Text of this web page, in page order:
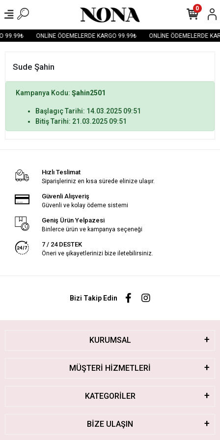
99.99₺ ONLİNE ÖDEMELERDE KARGO 99.99₺ ONLİNE ÖDEMELERDE
0
Sude Şahin
Kampanya Kodu: Şahin2501
Başlagıç Tarihi: 14.03.2025 09:51
Bitiş Tarihi: 21.03.2025 09:51
Hızlı Teslimat
Siparişleriniz en kısa sürede elinize ulaşır.
Güvenli Alışveriş
Güvenli ve kolay ödeme sistemi
Geniş Ürün Yelpazesi
Binlerce ürün ve kampanya seçeneği
7 / 24 DESTEK
Öneri ve şikayetlerinizi bize iletebilirsiniz.
Bizi Takip Edin
KURUMSAL
MÜŞTERİ HİZMETLERİ
KATEGORİLER
BİZE ULAŞIN